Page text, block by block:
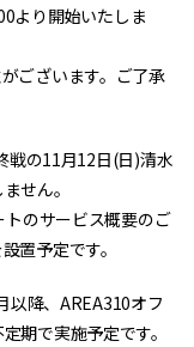
より開始いたしま
ございます。ご了承
戦の11月12日(日)清水
せん。
のサービス概要のご
置予定です。
以降、AREA310オフ
期で実施予定です。